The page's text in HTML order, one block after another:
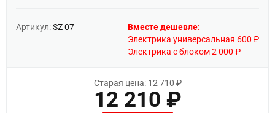
Артикул:SZ 07
Вместе дешевле:
Электрика универсальная 600 ₽
Электрика с блоком 2 000 ₽
Старая цена:12 710 ₽
12 210 ₽